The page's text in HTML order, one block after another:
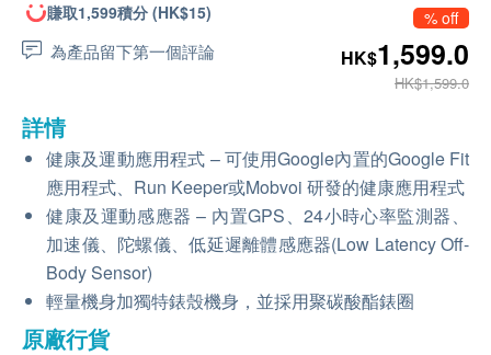
賺取1,599積分 (HK$15)
為產品留下第一個評論
% off
HK$1,599.0
HK$1,599.0
詳情
健康及運動應用程式 – 可使用Google內置的Google Fit
應用程式、Run Keeper或Mobvoi 研發的健康應用程式
健康及運動感應器 – 內置GPS、24小時心率監測器、
加速儀、陀螺儀、低延遲離體感應器(Low Latency Off-
Body Sensor)
輕量機身加獨特錶殼機身，並採用聚碳酸酯錶圈
原廠行貨